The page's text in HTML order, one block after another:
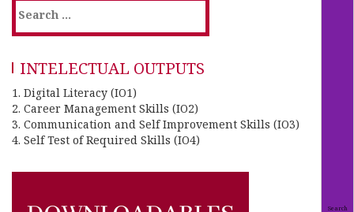
Search
INTELECTUAL OUTPUTS
1. Digital Literacy (IO1)
2. Career Management Skills (IO2)
3. Communication and Self Improvement Skills (IO3)
4. Self Test of Required Skills (IO4)